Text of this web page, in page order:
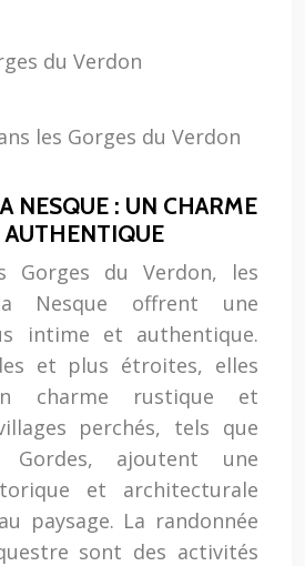
NESQUE : UN CHARME
AUTHENTIQUE
Gorges du Verdon, les
Nesque offrent une
intime et authentique.
et plus étroites, elles
charme rustique et
perchés, tels que
Gordes, ajoutent une
et architecturale
paysage. La randonnée
sont des activités